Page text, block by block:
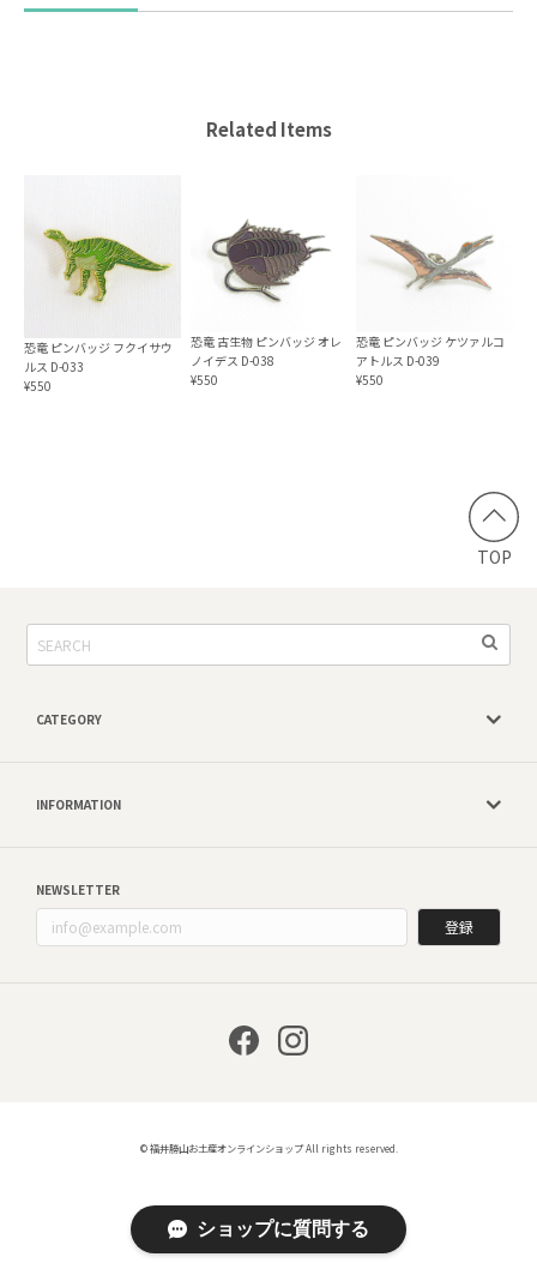
Related Items
恐竜 ピンバッジ フクイサウ
ルス D-033
¥550
恐竜 古生物 ピンバッジ オレ
ノイデス D-038
¥550
恐竜 ピンバッジ ケツァルコ
アトルス D-039
¥550
TOP
CATEGORY
INFORMATION
NEWSLETTER
登録
© 福井勝山お土産オンラインショップ All rights reserved.
ショップに質問する